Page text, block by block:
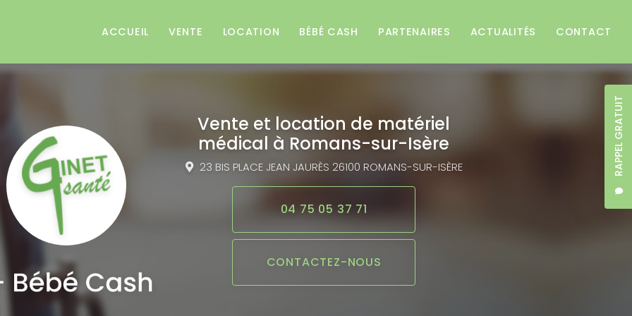
RAPPEL GRATUIT
ACCUEIL VENTE LOCATION BÉBÉ CASH PARTENAIRES ACTUALITÉS CONTACT
Vente et location de matériel
médical à Romans-sur-Isère
23 BIS PLACE JEAN JAURÈS 26100 ROMANS-SUR-ISÈRE
04 75 05 37 71
CONTACTEZ-NOUS